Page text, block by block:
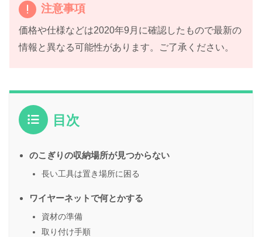
注意事項
価格や仕様などは2020年9月に確認したもので最新の
情報と異なる可能性があります。ご了承ください。
目次
のこぎりの収納場所が見つからない
長い工具は置き場所に困る
ワイヤーネットで何とかする
資材の準備
取り付け手順